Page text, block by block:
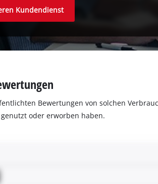
Kundendienst
Bewertungen von solchen
oder erworben haben.